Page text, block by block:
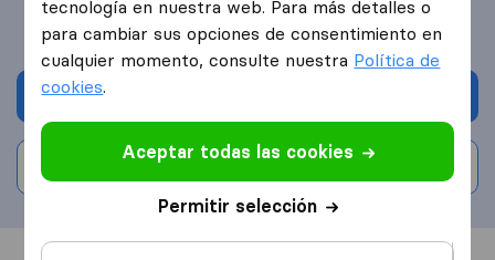
Escribe una valoración
tecnología en nuestra web. Para más detalles o
para cambiar sus opciones de consentimiento en
cualquier momento, consulte nuestra Política de
cookies.
Aceptar todas las cookies
Permitir selección